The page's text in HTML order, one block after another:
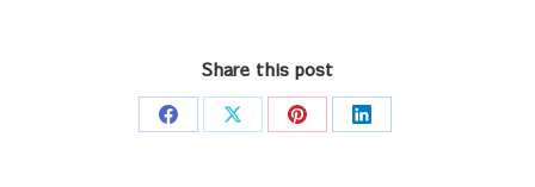
Share this post
Share Share Share Share